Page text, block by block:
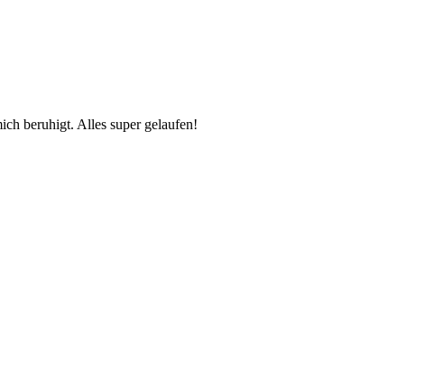
beruhigt. Alles super gelaufen!